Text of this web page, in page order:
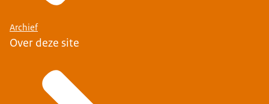
Archief
Over deze site